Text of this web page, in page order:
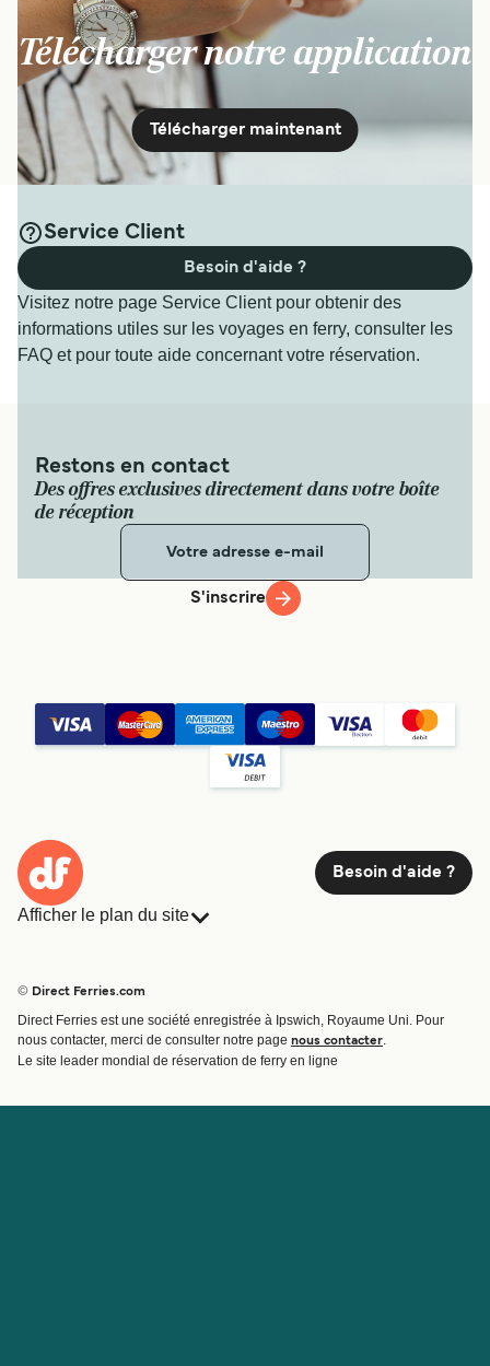
Télécharger notre application
Télécharger maintenant
Service Client
Visitez notre page Service Client pour obtenir des
informations utiles sur les voyages en ferry, consulter les
FAQ et pour toute aide concernant votre réservation.
Besoin d'aide ?
Restons en contact
Des offres exclusives directement dans votre boîte
de réception
S'inscrire
Besoin d'aide ?
Afficher le plan du site
Traversées et ports
Billet de bateau
© Direct Ferries.com
Direct Ferries est une société enregistrée à Ipswich, Royaume Uni. Pour
nous contacter, merci de consulter notre page nous contacter.
Le site leader mondial de réservation de ferry en ligne